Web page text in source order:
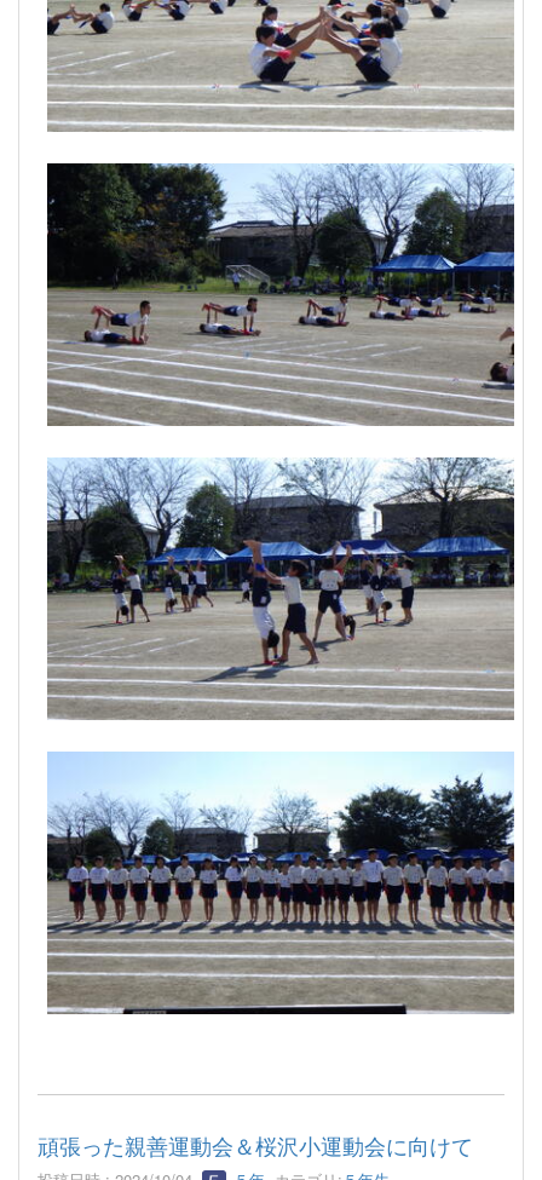
頑張った親善運動会＆桜沢小運動会に向けて